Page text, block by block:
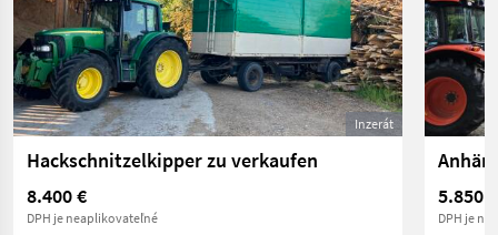
Inzerát
Hackschnitzelkipper zu verkaufen
8.400 €
DPH je neaplikovateľné
5.850 €
DPH je